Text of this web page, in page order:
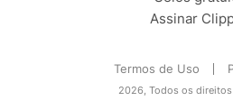
Assinar
Termos de Uso
2026, Todos os